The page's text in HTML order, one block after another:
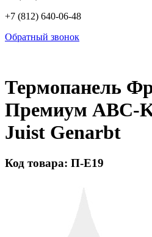
+7 (812) 640-06-48
Обратный звонок
Термопанель
Премиум ABC-
Juist Genarbt
Код товара: П-Е19